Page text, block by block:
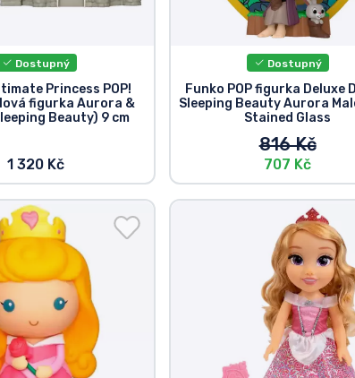
Dostupný
Princess POP!
figurka Aurora &
Beauty) 9 cm
1 320 Kč
Dostupný
Funko POP figurka Deluxe
Sleeping Beauty Aurora
Stained Glass
816 Kč
707 Kč